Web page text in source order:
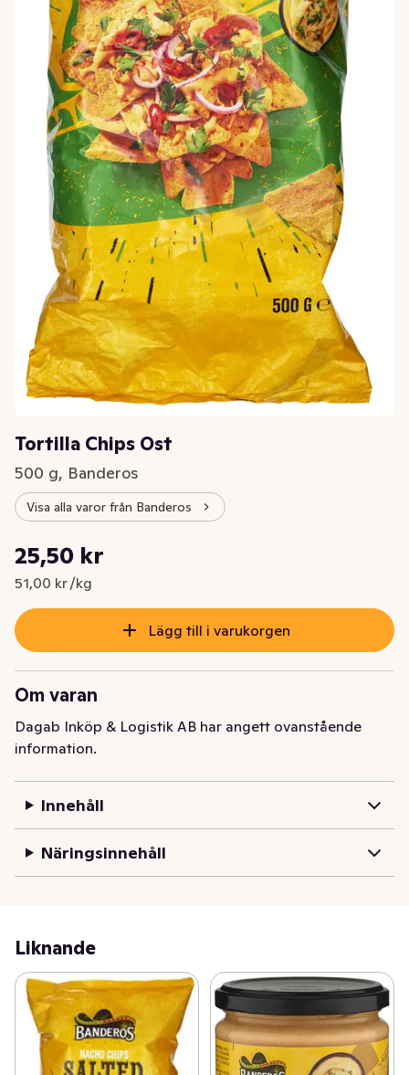
Tortilla Chips Ost
500 g, Banderos
Visa alla varor från Banderos
Nuvarande pris är: 25,50 kr
25,50 kr
51,00 kr /kg
Styckpris: 51,00 kr /kg
Lägg till i varukorgen
Om varan
Dagab Inköp & Logistik AB har angett ovanstående
information.
Innehåll
Näringsinnehåll
Liknande